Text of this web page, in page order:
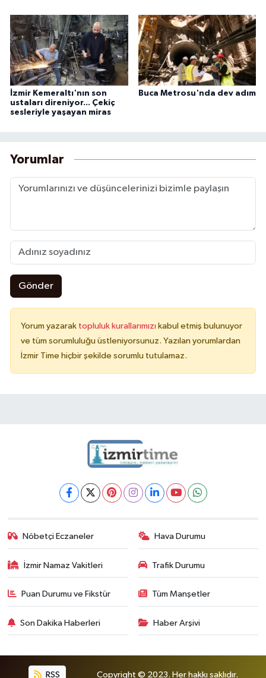
İzmir Kemeraltı'nın son
ustaları direniyor... Çekiç
sesleriyle yaşayan miras
Buca Metrosu'nda dev adım
Yorumlar
Gönder
Yorum yazarak topluluk kurallarımızı kabul etmiş bulunuyor
ve tüm sorumluluğu üstleniyorsunuz. Yazılan yorumlardan
İzmir Time hiçbir şekilde sorumlu tutulamaz.
Nöbetçi Eczaneler Hava Durumu
İzmir Namaz Vakitleri Trafik Durumu
Puan Durumu ve Fikstür Tüm Manşetler
Son Dakika Haberleri Haber Arşivi
RSS Copyright © 2023. Her hakkı saklıdır.